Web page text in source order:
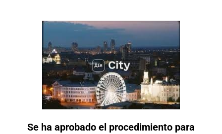
Se ha aprobado el procedimiento para